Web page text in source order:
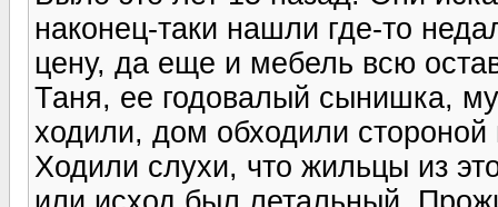
наконец-таки нашли где-то
цену, да еще и мебель всю
Таня, ее годовалый сынишка,
ходили, дом обходили
Ходили слухи, что жильцы из